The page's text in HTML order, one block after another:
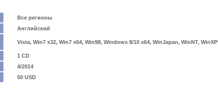
Все регионы
Английский
Vista, Win7 x32, Win7 x64, Win98, Windows 8/10 x64, WinJapan, WinNT, WinXP
1 CD
4/2014
50 USD